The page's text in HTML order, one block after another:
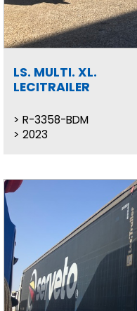
LS. MULTI. XL.
LECITRAILER
R-3358-BDM
2023